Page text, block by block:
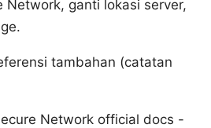
Network, ganti lokasi server,
tambahan (catatan
Network official docs -